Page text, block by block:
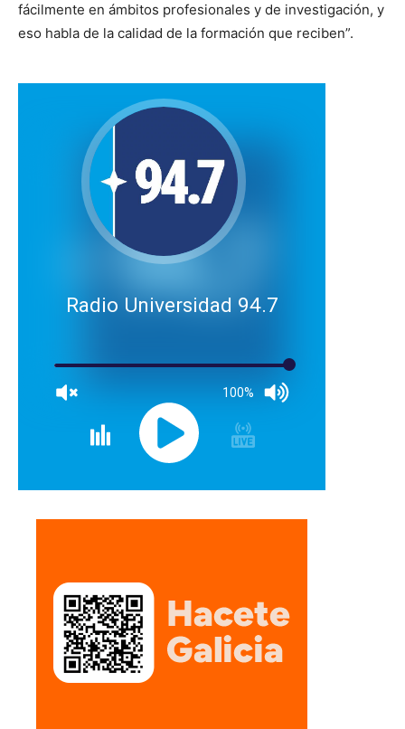
fácilmente en ámbitos profesionales y de investigación, y
eso habla de la calidad de la formación que reciben”.
Radio Universidad 94.7
100%